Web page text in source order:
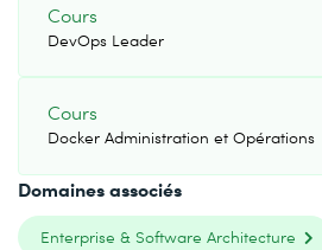
Cours
DevOps Leader
Cours
Docker Administration et Opérations
Domaines associés
Enterprise & Software Architecture